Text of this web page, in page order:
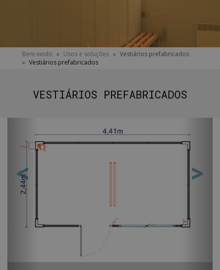
You
here
Bem-vindo » Usos e soluções » Vestiários prefabricados
» Vestiários prefabricados
VESTIÁRIOS PREFABRICADOS
< >